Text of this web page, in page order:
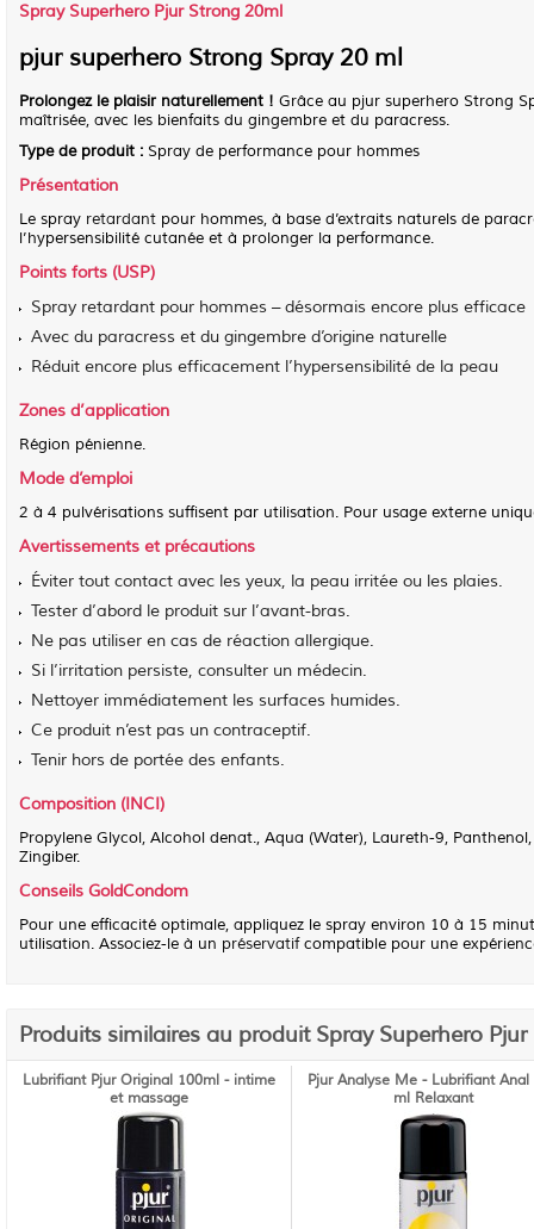
Spray Superhero Pjur Strong 20ml
pjur superhero Strong Spray 20 ml
Prolongez le plaisir naturellement ! Grâce au pjur superhero Strong
maîtrisée, avec les bienfaits du gingembre et du paracress.
Type de produit : Spray de performance pour hommes
Présentation
Le spray retardant pour hommes, à base d’extraits naturels de
l’hypersensibilité cutanée et à prolonger la performance.
Points forts (USP)
Spray retardant pour hommes – désormais encore plus efficace
Avec du paracress et du gingembre d’origine naturelle
Réduit encore plus efficacement l’hypersensibilité de la peau
Zones d’application
Région pénienne.
Mode d’emploi
2 à 4 pulvérisations suffisent par utilisation. Pour usage externe
Avertissements et précautions
Éviter tout contact avec les yeux, la peau irritée ou les plaies.
Tester d’abord le produit sur l’avant-bras.
Ne pas utiliser en cas de réaction allergique.
Si l’irritation persiste, consulter un médecin.
Nettoyer immédiatement les surfaces humides.
Ce produit n’est pas un contraceptif.
Tenir hors de portée des enfants.
Composition (INCI)
Propylene Glycol, Alcohol denat., Aqua (Water), Laureth-9,
Zingiber.
Conseils GoldCondom
Pour une efficacité optimale, appliquez le spray environ 10 à 15
utilisation. Associez-le à un préservatifcompatible pour une
Produits similaires au produit Spray Superhero
Lubrifiant Pjur Original 100ml - intime
et massage
Pjur Analyse Me - Lubrifiant Anal
ml Relaxant